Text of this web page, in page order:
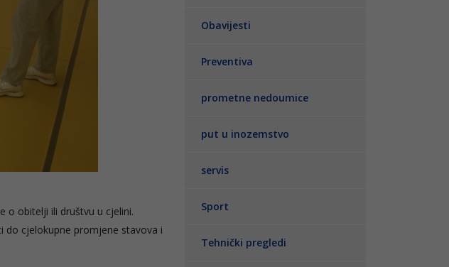
o obitelji ili društvu u cjelini.
do cjelokupne promjene stavova i
Obavijesti
Preventiva
prometne nedoumice
put u inozemstvo
servis
Sport
Tehnički pregledi